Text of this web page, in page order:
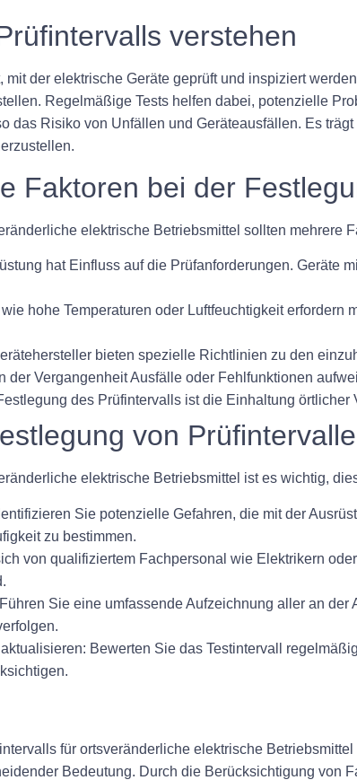
verstehen
der elektrische Geräte geprüft und inspiziert
Regelmäßige Tests helfen dabei, potenzielle
das Risiko von Unfällen und Geräteausfällen. Es
Faktoren bei der
elektrische Betriebsmittel sollten mehrere
hat Einfluss auf die Prüfanforderungen. Geräte
hohe Temperaturen oder Luftfeuchtigkeit erfordern
bieten spezielle Richtlinien zu den
der Vergangenheit Ausfälle oder Fehlfunktionen
des Prüfintervalls ist die Einhaltung
von
elektrische Betriebsmittel ist es wichtig,
Sie potenzielle Gefahren, die mit der
zu bestimmen.
von qualifiziertem Fachpersonal wie Elektrikern
Führen Sie eine umfassende Aufzeichnung aller an
Bewerten Sie das Testintervall
für ortsveränderliche elektrische
Bedeutung. Durch die Berücksichtigung von